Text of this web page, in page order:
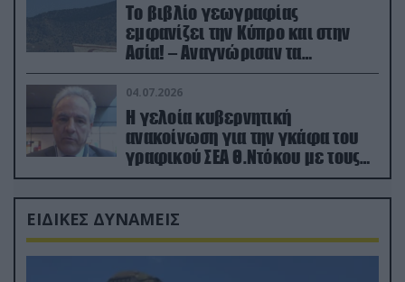
Το βιβλίο γεωγραφίας
εμφανίζει την Κύπρο και στην
Ασία! – Αναγνώρισαν τα
κατεχόμενα; (φωτο)
04.07.2026
Η γελοία κυβερνητική
ανακοίνωση για την γκάφα του
γραφικού ΣΕΑ Θ.Ντόκου με τους
Ρώσους φαρσέρ
ΕΙΔΙΚΕΣ ΔΥΝΑΜΕΙΣ